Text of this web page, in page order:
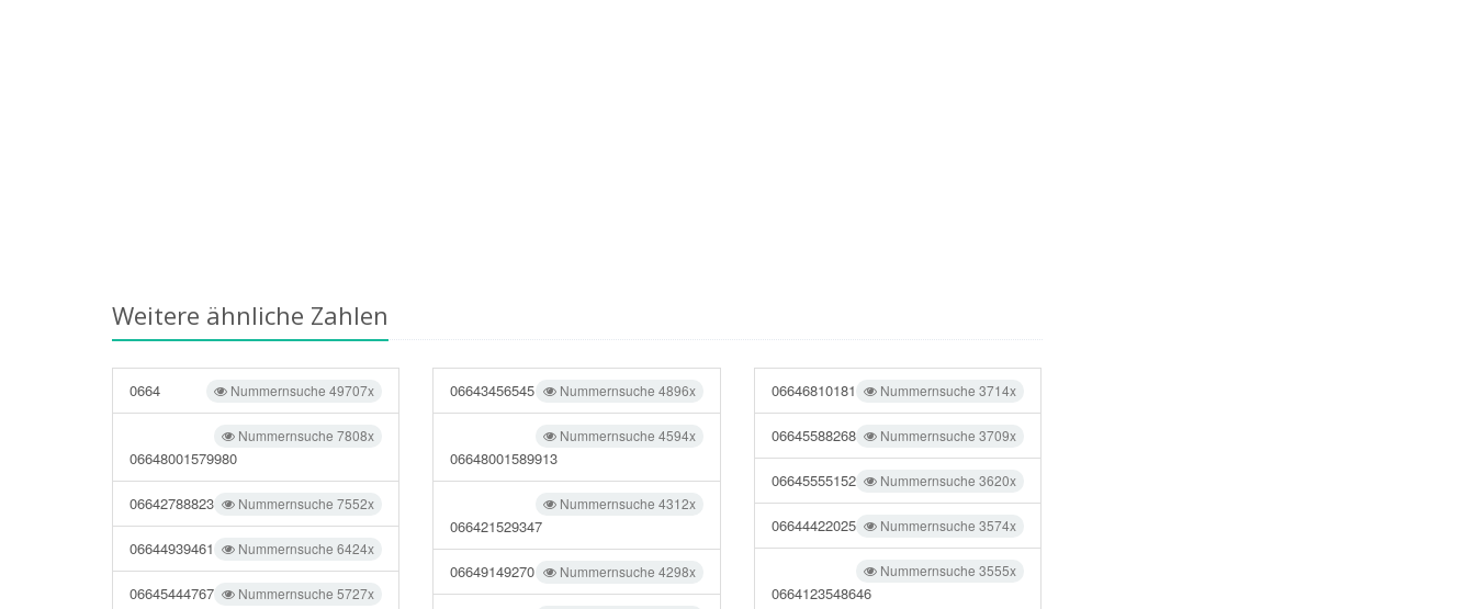
Weitere ähnliche Zahlen
Nummernsuche 49707x
0664
Nummernsuche 7808x
06648001579980
Nummernsuche 7552x
06642788823
Nummernsuche 6424x
06644939461
Nummernsuche 5727x
06645444767
Nummernsuche 4896x
06643456545
Nummernsuche 4594x
06648001589913
Nummernsuche 4312x
066421529347
Nummernsuche 4298x
06649149270
Nummernsuche 3714x
06646810181
Nummernsuche 3709x
06645588268
Nummernsuche 3620x
06645555152
Nummernsuche 3574x
06644422025
Nummernsuche 3555x
0664123548646